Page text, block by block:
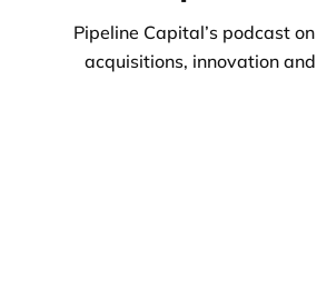
Pipeline Capital’s podcast
acquisitions, innovation